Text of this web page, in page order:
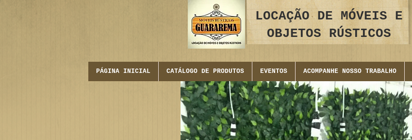
LOCAÇÃO DE MÓVEIS E
OBJETOS RÚSTICOS
PÁGINA INICIAL CATÁLOGO DE PRODUTOS EVENTOS ACOMPANHE NOSSO TRABALHO